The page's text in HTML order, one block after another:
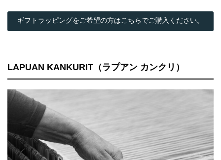
ギフトラッピングをご希望の方はこちらでご購入ください。
LAPUAN KANKURIT（ラプアン カンクリ）